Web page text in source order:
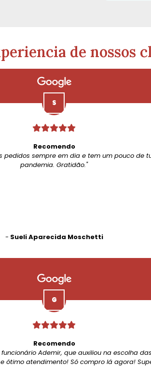
de nossos
Recomendo
sempre em dia e tem um pouco de
pandemia. Gratidão."
- Sueli Aparecida Moschetti
Recomendo
Ademir, que auxiliou na escolha
ótimo atendimento! Só compro lá agora!